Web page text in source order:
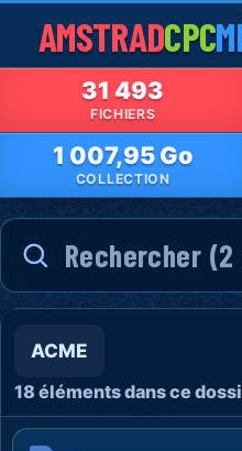
AMSTRADCPC
31 493
FICHIERS
1 007,95 Go
COLLECTION
ACME
18 éléments dans ce